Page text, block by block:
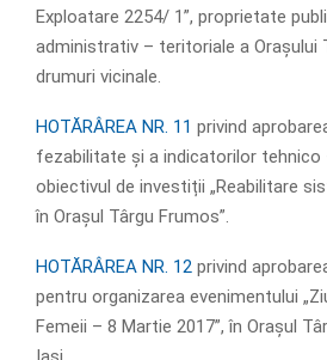
Exploatare 2254/ 1”, proprietate
administrativ – teritoriale a Orașului
drumuri vicinale.
HOTĂRÂREA NR. 11 privind
fezabilitate și a indicatorilor tehnico
obiectivul de investiții „Reabilitare
în Orașul Târgu Frumos”.
HOTĂRÂREA NR. 12 privind
pentru organizarea evenimentului
Femeii – 8 Martie 2017”, în Orașul